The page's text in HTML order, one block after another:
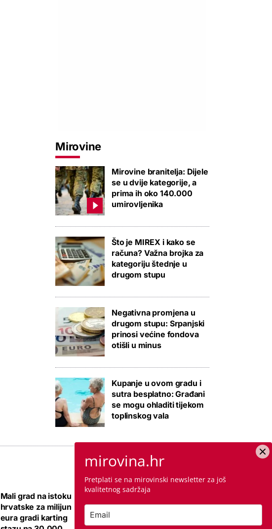
Mirovine
Mirovine branitelja: Dijele
se u dvije kategorije, a
prima ih oko 140.000
umirovljenika
Što je MIREX i kako se
računa? Važna brojka za
kategoriju štednje u
drugom stupu
Negativna promjena u
drugom stupu: Srpanjski
prinosi većine fondova
otišli u minus
Kupanje u ovom gradu i
sutra besplatno: Građani
se mogu ohladiti tijekom
toplinskog vala
Mali grad na istoku
hrvatske za milijun
eura gradi karting
Galerija: Sanacija
olimpijskog bazena
mirovina.hr
Pretplati se na mirovinski newsletter za još
kvalitetnog sadržaja